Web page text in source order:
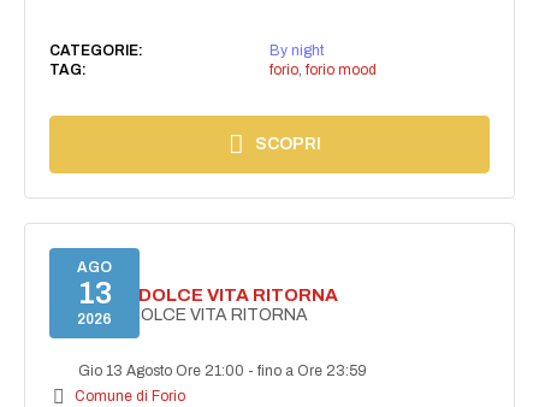
CATEGORIE:
By night
TAG:
forio, forio mood
SCOPRI
AGO
13
2026
FORIO LA DOLCE VITA RITORNA
FORIO LA DOLCE VITA RITORNA
Gio 13 Agosto Ore 21:00 -fino a Ore 23:59
Comune di Forio